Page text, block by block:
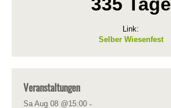
Link:
Selber Wiesenfest
Veranstaltungen
Sa Aug 08 @15:00 -